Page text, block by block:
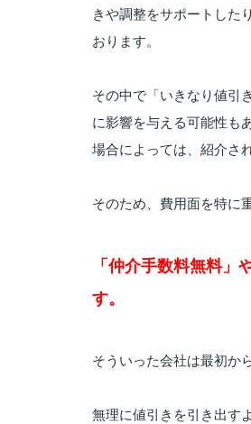
きや調整をサポート した り
おります。
その中で「いきなり値引き
に影響を与える可能性 も
場合によっては、 紹介さ
そのため、 費用面を特に
「 仲介手数料無料」
す。
そういった会社は最初か
無理に値引き を引き出す